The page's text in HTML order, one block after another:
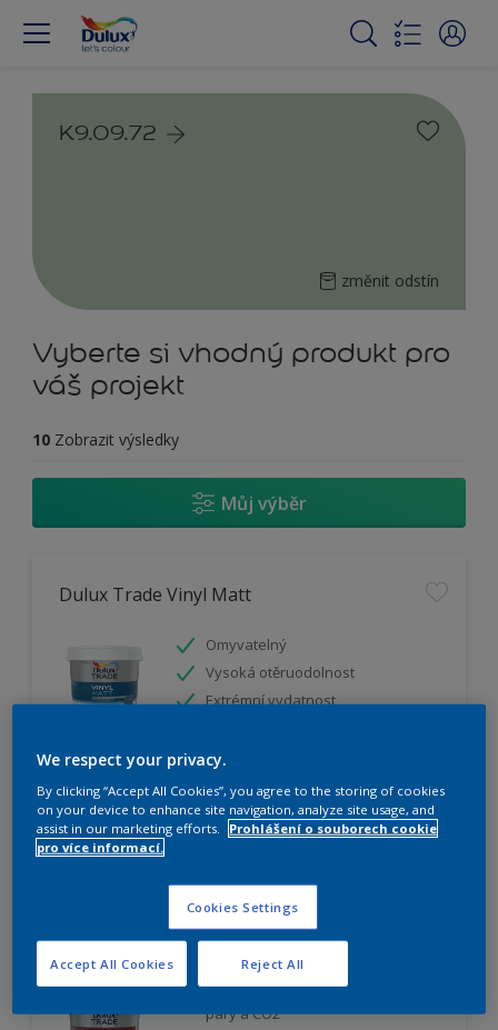
K9.09.72
změnit odstín
Vyberte si vhodný produkt pro
váš projekt
10 Zobrazit výsledky
Můj výběr
Dulux Trade Vinyl Matt
Omyvatelný
Vysoká otěruodolnost
Extrémní vydatnost
K dispozici pouze v obchodě
Dulux Trade Weathershield Silicon Plus
Extrémní prodyšnost pro vodní
páry a CO2
We respect your privacy.
By clicking “Accept All Cookies”, you agree to the storing of cookies
on your device to enhance site navigation, analyze site usage, and
assist in our marketing efforts.
Prohlášení o souborech cookie
pro více informací.
Cookies Settings
Reject All
Accept All Cookies